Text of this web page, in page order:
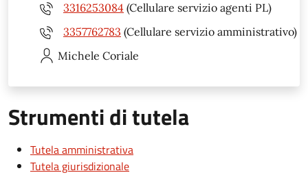
3316253084 (Cellulare servizio agenti PL)
3357762783 (Cellulare servizio amministrativo)
Michele Coriale
Strumenti di tutela
Tutela amministrativa
Tutela giurisdizionale